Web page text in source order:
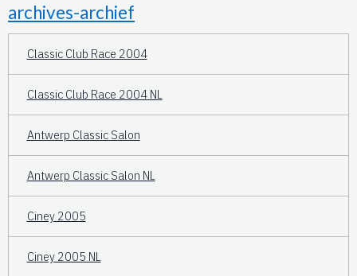
archives-archief
Classic Club Race 2004
Classic Club Race 2004 NL
Antwerp Classic Salon
Antwerp Classic Salon NL
Ciney 2005
Ciney 2005 NL